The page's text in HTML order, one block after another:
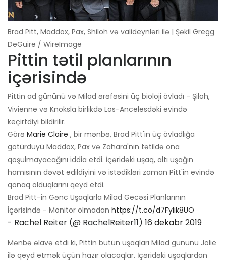
Brad Pitt, Maddox, Pax, Shiloh və valideynləri ilə | Şəkil Gregg
DeGuire / WireImage
Pittin tətil planlarının
içərisində
Pittin ad gününü və Milad ərəfəsini üç bioloji övladı - Şiloh,
Vivienne və Knoksla birlikdə Los-Ancelesdəki evində
keçirtdiyi bildirilir.
Görə Marie Claire , bir mənbə, Brad Pitt'in üç övladlığa
götürdüyü Maddox, Pax və Zahara'nın tətildə ona
qoşulmayacağını iddia etdi. İçəridəki uşaq, altı uşağın
hamısının dəvət edildiyini və istədikləri zaman Pitt'in evində
qonaq olduqlarını qeyd etdi.
Brad Pitt-in Gənc Uşaqlarla Milad Gecəsi Planlarının
İçərisində - Monitor olmadan https://t.co/d7FyIik8UO
- Rachel Reiter (@ RachelReiter11) 16 dekabr 2019
Mənbə əlavə etdi ki, Pittin bütün uşaqları Milad gününü Jolie
ilə qeyd etmək üçün hazır olacaqlar. İçəridəki uşaqlardan